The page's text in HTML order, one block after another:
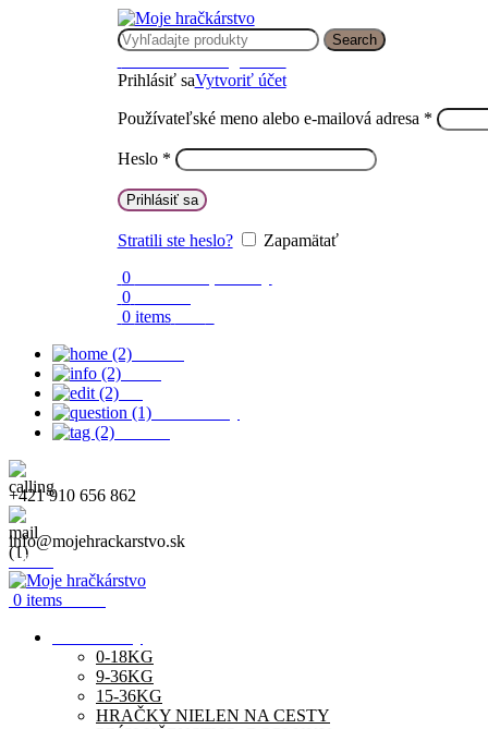
Search
Prihlásiť saVytvoriť účet
Používateľské meno alebo e-mailová adresa *
Heslo *
Prihlásiť sa
Stratili ste heslo?
Zapamätať
0
0
0 items
+421 910 656 862
info@mojehrackarstvo.sk
Menu
0 items
0-18KG
9-36KG
15-36KG
HRAČKY NIELEN NA CESTY